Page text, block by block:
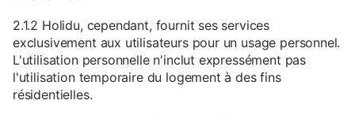
2.1.2 Holidu, cependant, fournit ses services
exclusivement aux utilisateurs pour un usage personnel.
L'utilisation personnelle n'inclut expressément pas
l'utilisation temporaire du logement à des fins
résidentielles.